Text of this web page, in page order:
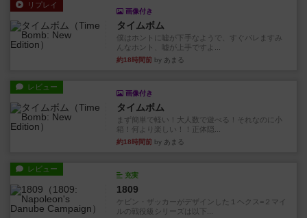
リプレイ
画像付き
タイムボム
僕はホントに嘘が下手なようで、すぐバレますみ
んなホント、嘘が上手ですよ...
約18時間前 by あまる
レビュー
画像付き
タイムボム
まず簡単で軽い！大人数で遊べる！それなのに小
箱！何より楽しい！！正体隠...
約18時間前 by あまる
レビュー
充実
1809
ケビン・ザッカーがデザインした１ヘクス=２マイ
ルの戦役級シリーズは以下...